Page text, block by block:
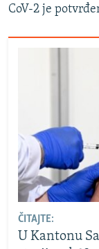
CoV-2 je
ČITAJTE:
U Kantonu